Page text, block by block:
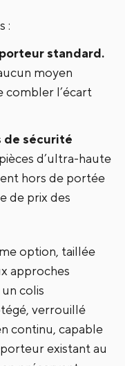
:
standard.
moyen
combler l’écart
de sécurité
d’ultra-haute
hors de portée
de prix des
option, taillée
approches
colis
verrouillé
continu, capable
existant au